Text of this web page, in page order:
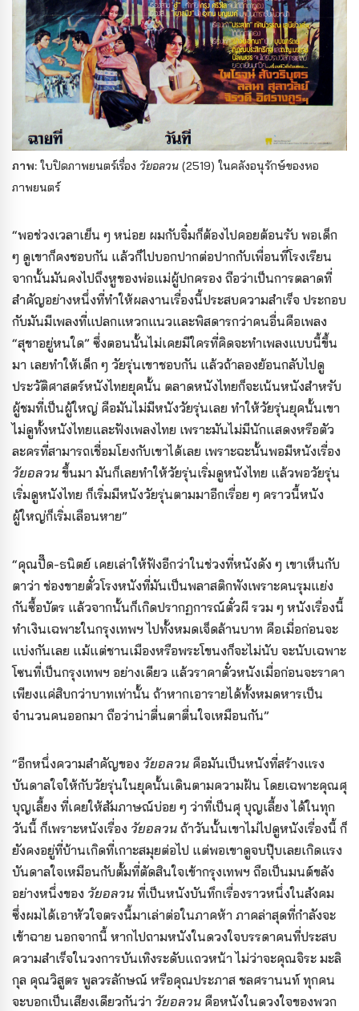
ภาพ: ใบปิดภาพยนตร์เรื่อง วัยอลวน (2519) ในคลังอนุรักษ์ของหอ
ภาพยนตร์
“พอช่วงเวลาเย็น ๆ หน่อย ผมกับจิ๋มก็ต้องไปคอยต้อนรับ พอเด็ก
ๆ ดูเขาก็คงชอบกัน แล้วก็ไปบอกปากต่อปากกับเพื่อนที่โรงเรียน
จากนั้นมันคงไปถึงหูของพ่อแม่ผู้ปกครอง ถือว่าเป็นการตลาดที่
สำคัญอย่างหนึ่งที่ทำให้ผลงานเรื่องนี้ประสบความสำเร็จ ประกอบ
กับมันมีเพลงที่แปลกแหวกแนวและพิสดารกว่าคนอื่นคือเพลง
“สุขาอยู่หนใด” ซึ่งตอนนั้นไม่เคยมีใครที่คิดจะทำเพลงแบบนี้ขึ้น
มา เลยทำให้เด็ก ๆ วัยรุ่นเขาชอบกัน แล้วถ้าลองย้อนกลับไปดู
ประวัติศาสตร์หนังไทยยุคนั้น ตลาดหนังไทยก็จะเน้นหนังสำหรับ
ผู้ชมที่เป็นผู้ใหญ่ คือมันไม่มีหนังวัยรุ่นเลย ทำให้วัยรุ่นยุคนั้นเขา
ไม่ดูทั้งหนังไทยและฟังเพลงไทย เพราะมันไม่มีนักแสดงหรือตัว
ละครที่สามารถเชื่อมโยงกับเขาได้เลย เพราะฉะนั้นพอมีหนังเรื่อง
วัยอลวน ขึ้นมา มันก็เลยทำให้วัยรุ่นเริ่มดูหนังไทย แล้วพอวัยรุ่น
เริ่มดูหนังไทย ก็เริ่มมีหนังวัยรุ่นตามมาอีกเรื่อย ๆ คราวนี้หนัง
ผู้ใหญ่ก็เริ่มเลือนหาย”
“คุณปื๊ด-ธนิตย์ เคยเล่าให้ฟังอีกว่าในช่วงที่หนังดัง ๆ เขาเห็นกับ
ตาว่า ช่องขายตั๋วโรงหนังที่มันเป็นพลาสติกพังเพราะคนรุมแย่ง
กันซื้อบัตร แล้วจากนั้นก็เกิดปรากฏการณ์ตั๋วผี รวม ๆ หนังเรื่องนี้
ทำเงินเฉพาะในกรุงเทพฯ ไปทั้งหมดเจ็ดล้านบาท คือเมื่อก่อนจะ
แบ่งกันเลย แม้แต่ชานเมืองหรือพระโขนงก็จะไม่นับ จะนับเฉพาะ
โซนที่เป็นกรุงเทพฯ อย่างเดียว แล้วราคาตั๋วหนังเมื่อก่อนจะราคา
เพียงแค่สิบกว่าบาทเท่านั้น ถ้าหากเอารายได้ทั้งหมดหารเป็น
จำนวนคนออกมา ถือว่าน่าตื่นตาตื่นใจเหมือนกัน”
“อีกหนึ่งความสำคัญของ วัยอลวน คือมันเป็นหนังที่สร้างแรง
บันดาลใจให้กับวัยรุ่นในยุคนั้นเดินตามความฝัน โดยเฉพาะคุณศุ
บุญเลี้ยง ที่เคยให้สัมภาษณ์บ่อย ๆ ว่าที่เป็นศุ บุญเลี้ยง ได้ในทุก
วันนี้ ก็เพราะหนังเรื่อง วัยอลวน ถ้าวันนั้นเขาไม่ไปดูหนังเรื่องนี้ ก็
ยังคงอยู่ที่บ้านเกิดที่เกาะสมุยต่อไป แต่พอเขาดูจบปุ๊บเลยเกิดแรง
บันดาลใจเหมือนกับตั้มที่ตัดสินใจเข้ากรุงเทพฯ ถือเป็นมนต์ขลัง
อย่างหนึ่งของ วัยอลวน ที่เป็นหนังบันทึกเรื่องราวหนึ่งในสังคม
ซึ่งผมได้เอาหัวใจตรงนี้มาเล่าต่อในภาคห้า ภาคล่าสุดที่กำลังจะ
เข้าฉาย นอกจากนี้ หากไปถามหนังในดวงใจบรรดาคนที่ประสบ
ความสำเร็จในวงการบันเทิงระดับแถวหน้า ไม่ว่าจะคุณจิระ มะลิ
กุล คุณวิสูตร พูลวรลักษณ์ หรือคุณประภาส ชลศรานนท์ ทุกคน
จะบอกเป็นเสียงเดียวกันว่า วัยอลวน คือหนังในดวงใจของพวก